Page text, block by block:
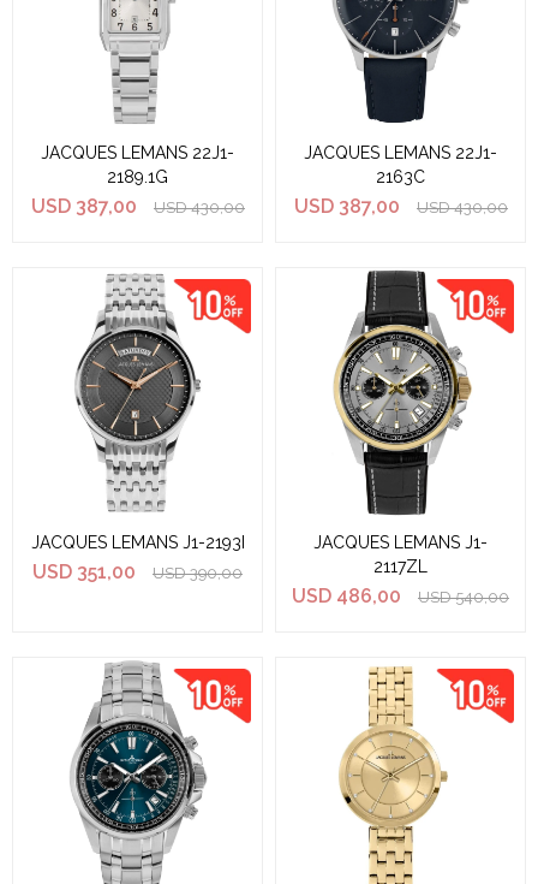
JACQUES LEMANS 22J1-
2189.1G
USD 387,00 USD 430,00
JACQUES LEMANS 22J1-
2163C
USD 387,00 USD 430,00
JACQUES LEMANS J1-2193I
USD 351,00 USD 390,00
JACQUES LEMANS J1-
2117ZL
USD 486,00 USD 540,00